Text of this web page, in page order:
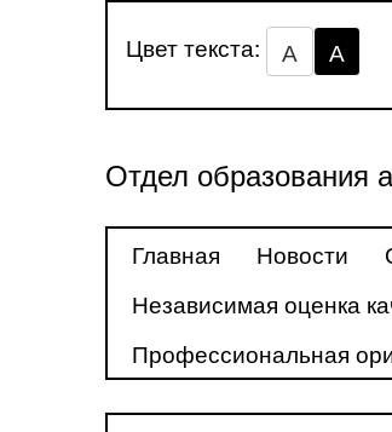
Цвет текста: А А
Отдел образования
Главная Новости
Независимая оценка
Профессиональная